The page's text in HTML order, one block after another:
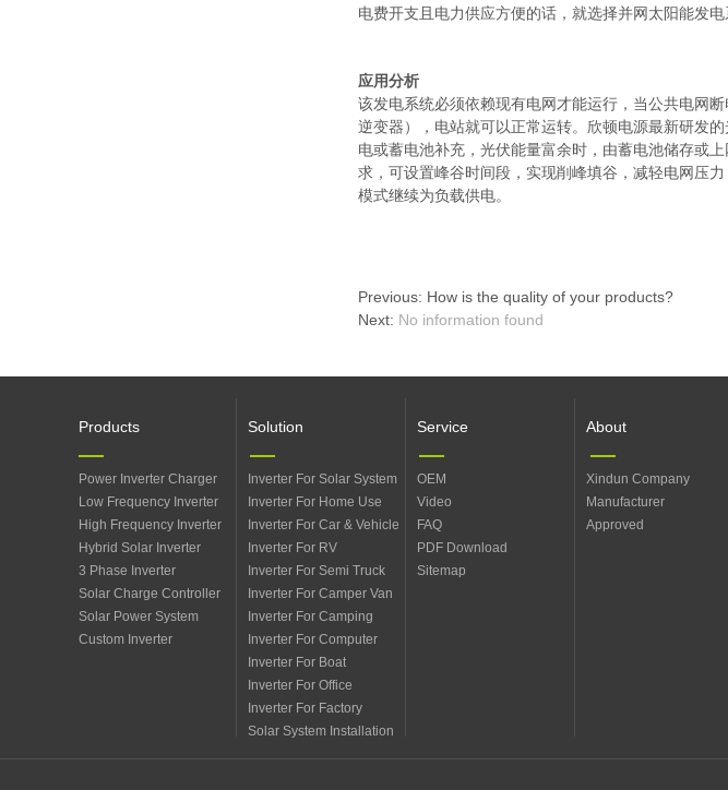
电费开支且电力供应方便的话，就选择并网太阳能发电
应用分析
该发电系统必须依赖现有电网才能运行，当公共电网
逆变器），电站就可以正常运转。欣顿电源最新研发
电或蓄电池补充，光伏能量富余时，由蓄电池储存或
求，可设置峰谷时间段，实现削峰填谷，减轻电网压
模式继续为负载供电。
Previous: How is the quality of your products?
Next: No information found
Products
Power Inverter Charger
Low Frequency Inverter
High Frequency Inverter
Hybrid Solar Inverter
3 Phase Inverter
Solar Charge Controller
Solar Power System
Custom Inverter
Solution
Inverter For Solar System
Inverter For Home Use
Inverter For Car & Vehicle
Inverter For RV
Inverter For Semi Truck
Inverter For Camper Van
Inverter For Camping
Inverter For Computer
Inverter For Boat
Inverter For Office
Inverter For Factory
Solar System Installation
Service
OEM
Video
FAQ
PDF Download
Sitemap
About
Xindun Company
Manufacturer
Approved